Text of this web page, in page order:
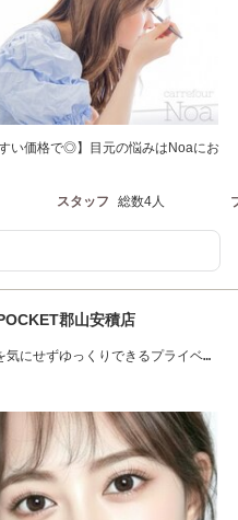
い価格で◎】目元の悩みはNoaにお
スタッフ 総数4人
郡山安積店
にせずゆっくりできるプライベー